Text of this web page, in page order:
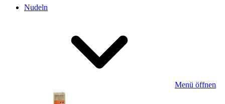
Nudeln
Menü öffnen